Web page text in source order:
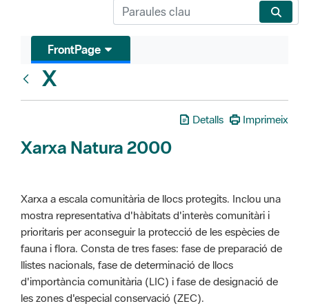
FrontPage
X
Detalls Imprimeix
Xarxa Natura 2000
Xarxa a escala comunitària de llocs protegits. Inclou una
mostra representativa d'hàbitats d'interès comunitàri i
prioritaris per aconseguir la protecció de les espècies de
fauna i flora. Consta de tres fases: fase de preparació de
llistes nacionals, fase de determinació de llocs
d'importància comunitària (LIC) i fase de designació de
les zones d'especial conservació (ZEC).